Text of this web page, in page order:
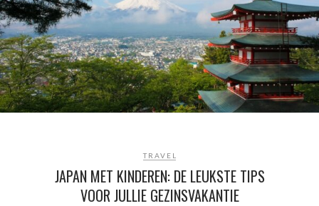
TRAVEL
JAPAN MET KINDEREN: DE LEUKSTE TIPS
VOOR JULLIE GEZINSVAKANTIE